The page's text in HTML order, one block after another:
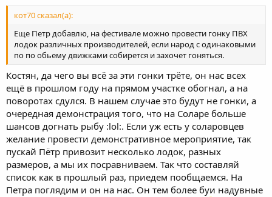
кот70 сказал(а):
Еще Петр добавлю, на фестивале можно провести гонку ПВХ
лодок различных производителей, если народ с одинаковыми
по по обьему движками собирется и захочет гоняться.
Костян, да чего вы всё за эти гонки трёте, он нас всех
ещё в прошлом году на прямом участке обогнал, а на
поворотах сдулся. В нашем случае это будут не гонки, а
очередная демонстрация того, что на Соларе больше
шансов догнать рыбу :lol:. Если уж есть у соларовцев
желание провести демонстративное мероприятие, так
пускай Пётр привозит несколько лодок, разных
размеров, а мы их посравниваем. Так что составляй
список как в прошлый раз, приедем пообщаемся. На
Петра поглядим и он на нас. Он тем более буи надувные